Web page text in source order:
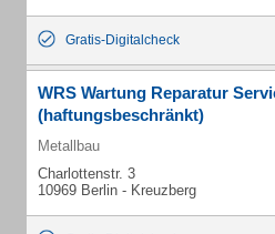
Gratis-Digitalcheck
WRS Wartung Reparatur
(haftungsbeschränkt)
Metallbau
Charlottenstr. 3
10969 Berlin - Kreuzberg